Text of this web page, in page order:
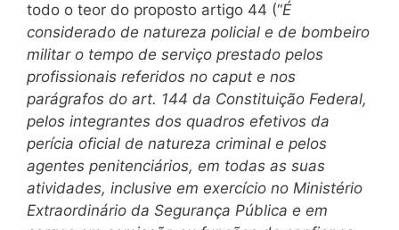
todo o teor do proposto artigo 44 (“É
considerado de natureza policial e de bombeiro
militar o tempo de serviço prestado pelos
profissionais referidos no caput e nos
parágrafos do art. 144 da Constituição Federal,
pelos integrantes dos quadros efetivos da
perícia oficial de natureza criminal e pelos
agentes penitenciários, em todas as suas
atividades, inclusive em exercício no Ministério
Extraordinário da Segurança Pública e em